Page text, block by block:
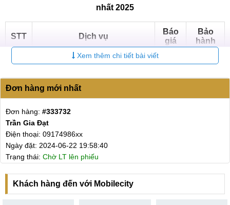
nhất 2025
STT Dịch vụ
Báo
giá
Bảo
hành
1
Thay màn hình Samsung
hệ
tháng
3
Thay Pin Samsung Galaxy
A20
4
Thay mặt kính sau Samsung
Galaxy A20
5
Sửa nguồn Samsung Galaxy
Xem thêm chi tiết bài viết
Đơn hàng mới nhất
Đơn hàng: #333732
Trần Gia Đạt
Điện thoại: 09174986xx
Ngày đặt: 2024-06-22 19:58:40
Trạng thái: Chờ LT lên phiếu
Khách hàng đến với Mobilecity